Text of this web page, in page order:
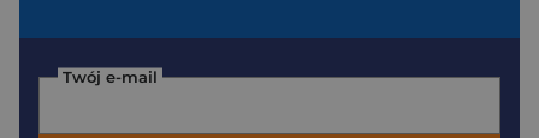
Twój e-mail